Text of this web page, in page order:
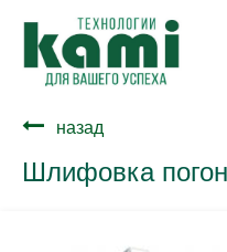
назад
Шлифовка